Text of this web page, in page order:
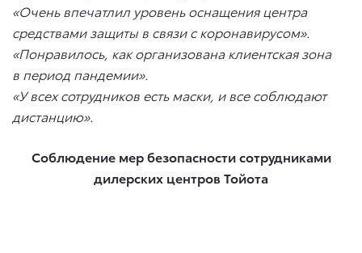
«Очень впечатлил уровень оснащения центра
средствами защиты в связи с коронавирусом».
«Понравилось, как организована клиентская зона
в период пандемии».
«У всех сотрудников есть маски, и все соблюдают
дистанцию».
Соблюдение мер безопасности сотрудниками
дилерских центров Тойота